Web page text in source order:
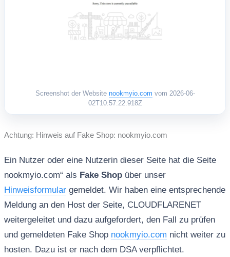
Screenshot der Website nookmyio.com vom 2026-06-
02T10:57:22.918Z
Achtung: Hinweis auf Fake Shop: nookmyio.com
Ein Nutzer oder eine Nutzerin dieser Seite hat die Seite
nookmyio.com“ als Fake Shopüber unser
Hinweisformulargemeldet. Wir haben eine entsprechende
Meldung an den Host der Seite, CLOUDFLARENET
weitergeleitet und dazu aufgefordert, den Fall zu prüfen
und gemeldeten Fake Shop nookmyio.com nicht weiter zu
hosten. Dazu ist er nach dem DSA verpflichtet.